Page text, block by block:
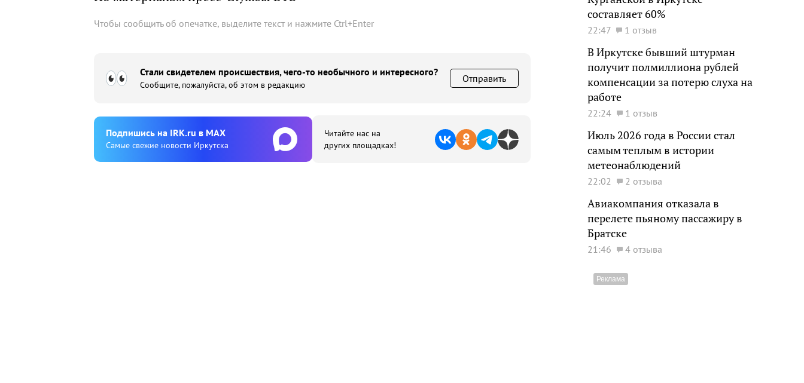
Чтобы сообщить об опечатке, выделите текст и нажмите Ctrl+Enter
Стали свидетелем происшествия, чего-то необычного и интересного?
Сообщите, пожалуйста, об этом в редакцию
Отправить
Подпишиcь на IRK.ru в MAX
Cамые свежие новости Иркутска
Читайте нас на
других площадках!
составляет 60%
22:47 1 отзыв
В Иркутске бывший штурман
получит полмиллиона рублей
компенсации за потерю слуха на
работе
22:24 1 отзыв
Июль 2026 года в России стал
самым теплым в истории
метеонаблюдений
22:02 2 отзыва
Авиакомпания отказала в
перелете пьяному пассажиру в
Братске
21:46 4 отзыва